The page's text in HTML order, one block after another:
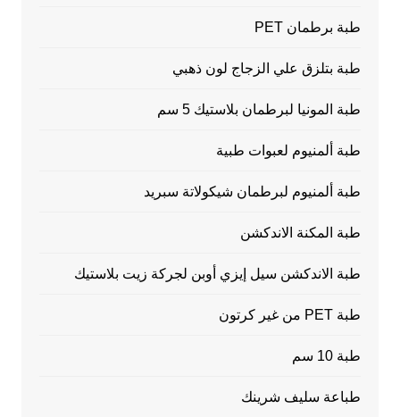
طبة برطمان PET
طبة بتلزق علي الزجاج لون ذهبي
طبة المونيا لبرطمان بلاستيك 5 سم
طبة ألمنيوم لعبوات طبية
طبة ألمنيوم لبرطمان شيكولاتة سبريد
طبة المكنة الاندكشن
طبة الاندكشن سيل إيزي أوبن لجركة زيت بلاستيك
طبة PET من غير كرتون
طبة 10 سم
طباعة سليف شرينك